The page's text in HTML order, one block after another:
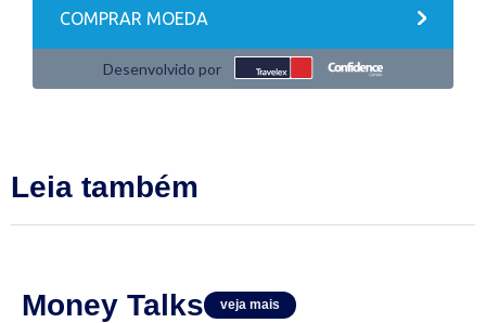
Leia também
Money Talks veja mais